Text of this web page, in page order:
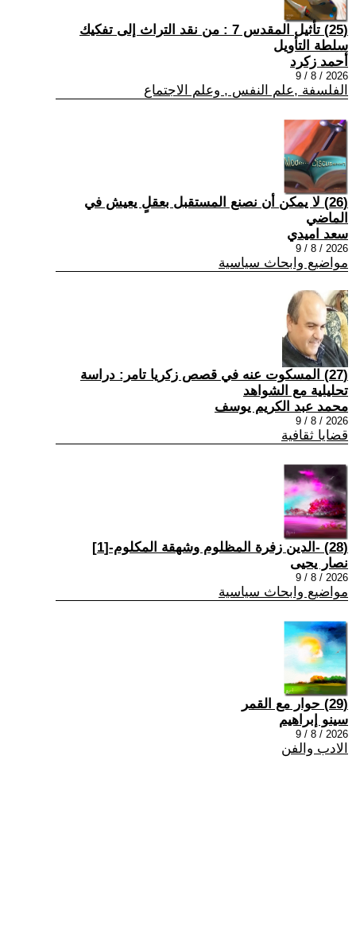
(25) تأثيل المقدس 7 : من نقد التراث إلى تفكيك
سلطة التأويل
أحمد زكرد
2026 / 8 / 9
الفلسفة ,علم النفس , وعلم الاجتماع
(26) لا يمكن أن نصنع المستقبل بعقلٍ يعيش في
الماضي
سعد اميدي
2026 / 8 / 9
مواضيع وابحاث سياسية
(27) المسكوت عنه في قصص زكريا تامر: دراسة
تحليلية مع الشواهد
محمد عبد الكريم يوسف
2026 / 8 / 9
قضايا ثقافية
(28) -الدين زفرة المظلوم وشهقة المكلوم-[1]
نصار يحيى
2026 / 8 / 9
مواضيع وابحاث سياسية
(29) حوار مع القمر
سينو إبراهيم
2026 / 8 / 9
الادب والفن